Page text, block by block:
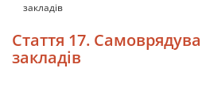
закладів
Стаття 17.
закладів